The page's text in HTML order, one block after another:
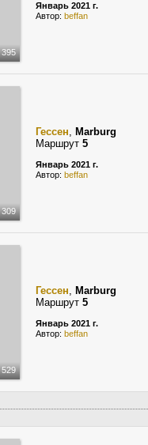
395
Январь 2021 г.
Автор: beffan
309
Гессен, Marburg
Маршрут 5
Январь 2021 г.
Автор: beffan
529
Гессен, Marburg
Маршрут 5
Январь 2021 г.
Автор: beffan